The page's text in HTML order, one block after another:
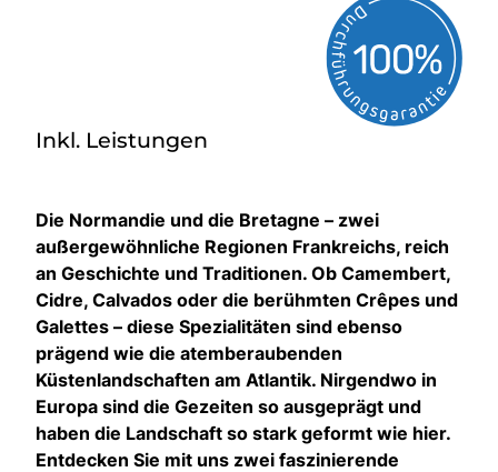
Inkl. Leistungen
Die Normandie und die Bretagne – zwei
außergewöhnliche Regionen Frankreichs, reich
an Geschichte und Traditionen. Ob Camembert,
Cidre, Calvados oder die berühmten Crêpes und
Galettes – diese Spezialitäten sind ebenso
prägend wie die atemberaubenden
Küstenlandschaften am Atlantik. Nirgendwo in
Europa sind die Gezeiten so ausgeprägt und
haben die Landschaft so stark geformt wie hier.
Entdecken Sie mit uns zwei faszinierende